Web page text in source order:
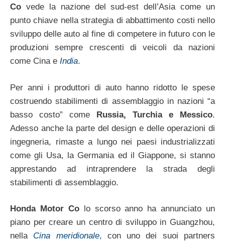
Co vede la nazione del sud-est dell’Asia come un
punto chiave nella strategia di abbattimento costi nello
sviluppo delle auto al fine di competere in futuro con le
produzioni sempre crescenti di veicoli da nazioni
come Cina e India.
Per anni i produttori di auto hanno ridotto le spese
costruendo stabilimenti di assemblaggio in nazioni “a
basso costo” come Russia, Turchia e Messico.
Adesso anche la parte del design e delle operazioni di
ingegneria, rimaste a lungo nei paesi industrializzati
come gli Usa, la Germania ed il Giappone, si stanno
apprestando ad intraprendere la strada degli
stabilimenti di assemblaggio.
Honda Motor Co
lo scorso anno ha annunciato un
piano per creare un centro di sviluppo in Guangzhou,
nella Cina meridionale, con uno dei suoi partners